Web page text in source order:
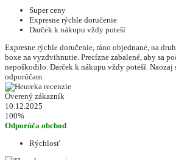
Super ceny
Expresne rýchle doručenie
Darček k nákupu vždy poteší
Expresne rýchle doručenie, ráno objednané, na
boxe na vyzdvihnutie. Precízne zabalené, aby sa
nepoškodilo. Darček k nákupu vždy poteší. Naozaj
odporúčam.
Overený zákazník
10.12.2025
100%
Odporúča obchod
Rýchlosť